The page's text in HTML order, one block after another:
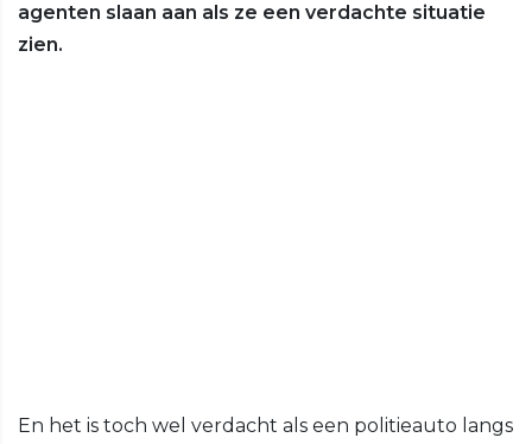
agenten slaan aan als ze een verdachte situatie
zien.
En het is toch wel verdacht als een politieauto langs